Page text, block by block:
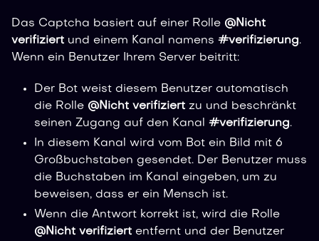
Das Captcha basiert auf einer Rolle @Nicht
verifiziert und einem Kanal namens #verifizierung.
Wenn ein Benutzer Ihrem Server beitritt:
Der Bot weist diesem Benutzer automatisch
die Rolle @Nicht verifiziert zu und beschränkt
seinen Zugang auf den Kanal #verifizierung.
In diesem Kanal wird vom Bot ein Bild mit 6
Großbuchstaben gesendet. Der Benutzer muss
die Buchstaben im Kanal eingeben, um zu
beweisen, dass er ein Mensch ist.
Wenn die Antwort korrekt ist, wird die Rolle
@Nicht verifiziert entfernt und der Benutzer